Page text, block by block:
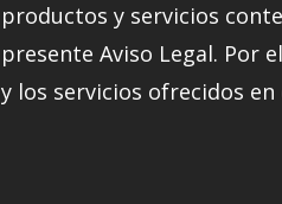
productos y servicios
presente Aviso Legal. Por
y los servicios ofrecidos